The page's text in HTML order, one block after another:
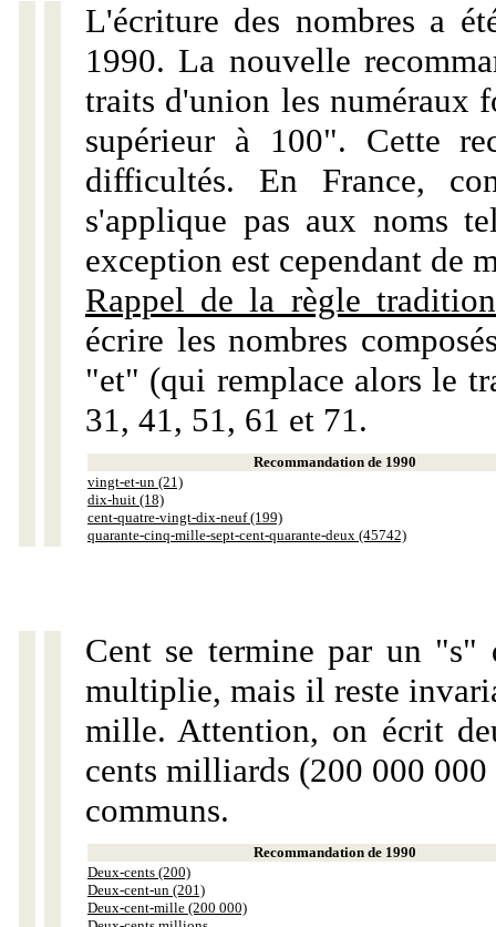
L'écriture des nombres a
1990. La nouvelle
traits d'union les numéraux
supérieur à 100". Cette
difficultés. En France,
s'applique pas aux noms
exception est cependant de
Rappel de la règle
écrire les nombres
"et" (qui remplace alors le
31, 41, 51, 61 et 71.
Recommandation de 1990
vingt-et-un (21)
dix-huit (18)
cent-quatre-vingt-dix-neuf (199)
quarante-cinq-mille-sept-cent-quarante-deux (45742)
Cent se termine par un "s"
multiplie, mais il reste
mille. Attention, on écrit
cents milliards (200 000
communs.
Recommandation de 1990
Deux-cents (200)
Deux-cent-un (201)
Deux-cent-mille (200 000)